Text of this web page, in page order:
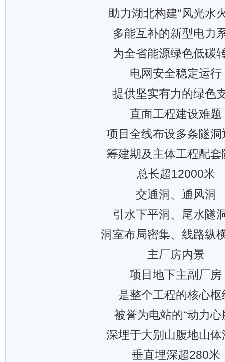
助力湖北构建“风光水
多能互补的新型电力
为全省能源绿色低碳
电网安全稳定运行
提供坚实有力的绿色
直面工程建设难题
项目全线布设多条隧洞
筹建期及主体工程配套
总长超12000米
交通洞、通风洞
引水下平洞、尾水隧
洞室布局密集、线路纵
主厂房内景
项目地下主副厂房
是整个工程的核心枢
被誉为电站的“动力心
深埋于大别山腹地山体
垂直埋深超280米